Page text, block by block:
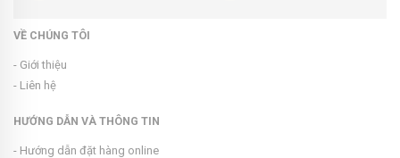
VỀ CHÚNG TÔI
- Giới thiệu
- Liên hệ
HƯỚNG DẪN VÀ THÔNG TIN
- Hướng dẫn đặt hàng online